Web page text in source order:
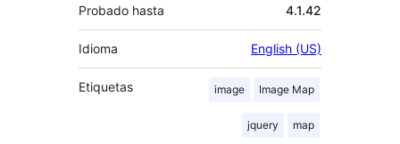
Probado hasta 4.1.42
Idioma English (US)
Etiquetas image Image Map
jquery map